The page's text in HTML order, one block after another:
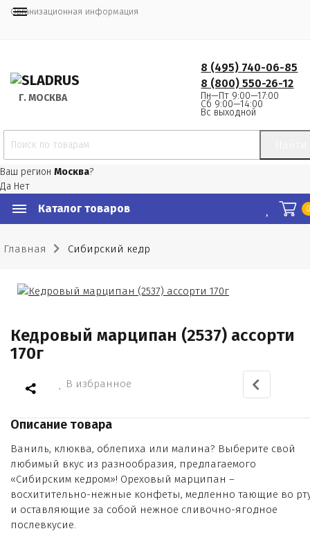
Организационная информация
Г. МОСКВА
8 (495) 740-06-85
8 (800) 550-26-12
Пн—Пт 9:00—17:00
Сб 9:00—14:00
Вс выходной
Ваш регион Москва?
Да Нет
Каталог товаров
Главная Сибирский кедр
Кедровый марципан (2537) ассорти
170г
В избранное
Описание товара
Ваниль, клюква, облепиха или малина? Выберите свой
любимый вкус из разнообразия, предлагаемого
«Сибирским кедром»! Ореховый марципан –
восхитительно-нежные конфеты, медленно тающие во
и оставляющие за собой нежное сливочно-ягодное
послевкусие.